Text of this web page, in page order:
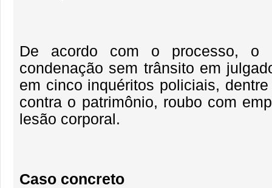
De acordo com o processo, o
condenação sem trânsito em
em cinco inquéritos policiais,
contra o patrimônio, roubo com
lesão corporal.
Caso concreto